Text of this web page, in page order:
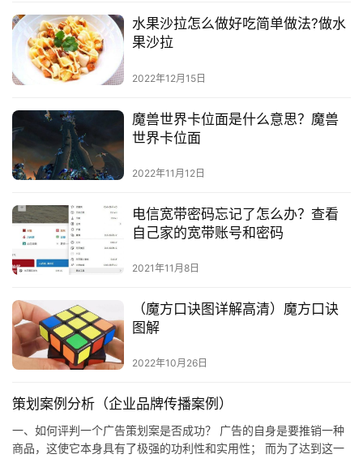
水果沙拉怎么做好吃简单做法?做水
果沙拉
2022年12月15日
魔兽世界卡位面是什么意思？魔兽
世界卡位面
2022年11月12日
电信宽带密码忘记了怎么办？查看
自己家的宽带账号和密码
2021年11月8日
（魔方口诀图详解高清）魔方口诀
图解
2022年10月26日
策划案例分析（企业品牌传播案例）
一、如何评判一个广告策划案是否成功？ 广告的自身是要推销一种
商品，这使它本身具有了极强的功利性和实用性； 而为了达到这一